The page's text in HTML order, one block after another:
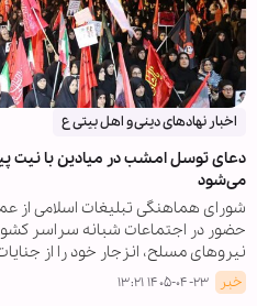
اخبار نهادهای دینی و اهل بیتی ع
دعای توسل امشب در میادین با نیت
می‌شود
شورای هماهنگی تبلیغات اسلامی از
حضور در اجتماعات شبانه سراسر
نیروهای مسلح، انزجار خود را از
خبر ۱۴۰۵-۰۴-۲۳ ۱۳:۲۱